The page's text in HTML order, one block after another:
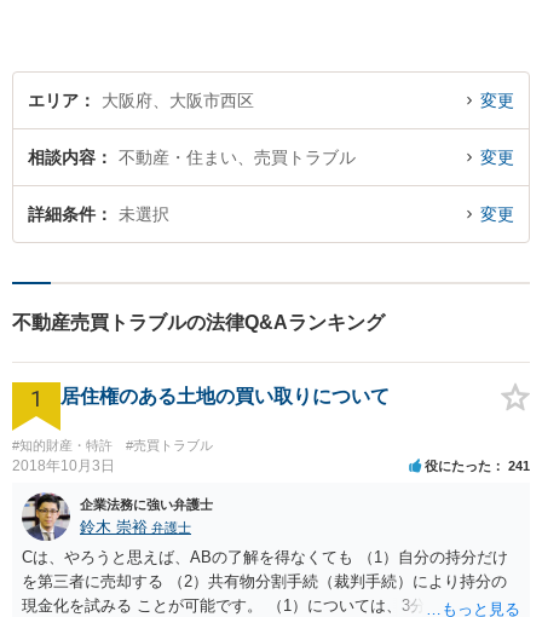
エリア 大阪府、大阪市西区 変更
相談内容 不動産・住まい、売買トラブル 変更
詳細条件 未選択 変更
不動産売買トラブルの法律Q&Aランキング
1 居住権のある土地の買い取りについて
#知的財産・特許 #売買トラブル
2018年10月3日 役にたった 241
企業法務に強い弁護士
鈴木 崇裕 弁護士
Cは、やろうと思えば、ABの了解を得なくても （1）自分の持分だけ
を第三者に売却する （2）共有物分割手続（裁判手続）により持分の
現金化を試みる ことが可能です。 （1）については、3分の1の持分だ